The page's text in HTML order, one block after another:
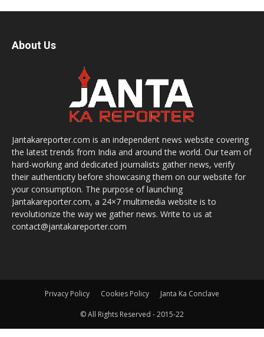
About Us
Jantakareporter.com is an independent news website covering
the latest trends from India and around the world. Our team of
hard-working and dedicated journalists gather news, verify
their authenticity before showcasing them on our website for
your consumption. The purpose of launching
Jantakareporter.com, a 24×7 multimedia website is to
revolutionize the way we gather news. Write to us at
contact@jantakareporter.com
Privacy Policy Cookies Policy Janta Ka Conclave
© All Rights Reserved - 2015-22